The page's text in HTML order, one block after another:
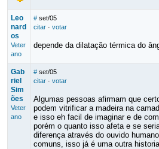
Leo
nard
os
Veter
ano
# set/05
citar· votar
depende da dilatação térmica do
Gab
riel
Sim
ões
Veter
ano
# set/05
citar· votar
Algumas pessoas afirmam que
podem vitrificar a madeira na
e isso eh facil de imaginar e de
porém o quanto isso afeta e se
diferença através do ouvido
comuns, isso já é uma outra